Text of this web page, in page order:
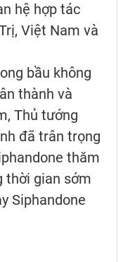
hệ hợp tác
Việt Nam và
bầu không
thành và
Thủ tướng
đã trân trọng
thăm
thời gian sớm
Siphandone